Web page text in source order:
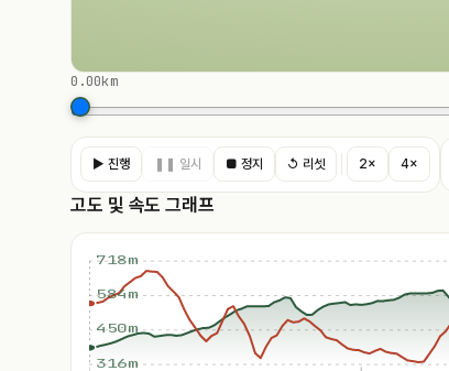
0.00km
▶ 진행 ❚❚ 일시 ■ 정지 ↺ 리셋 2× 4×
고도 및 속도 그래프
718m
584m
450m
316m